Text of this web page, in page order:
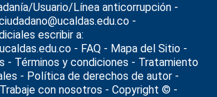
Usuario/Línea anticorrupción -
-
escribir a:
- FAQ - Mapa del Sitio -
- Términos y condiciones - Tratamiento
- Política de derechos de autor -
con nosotros - Copyright © -